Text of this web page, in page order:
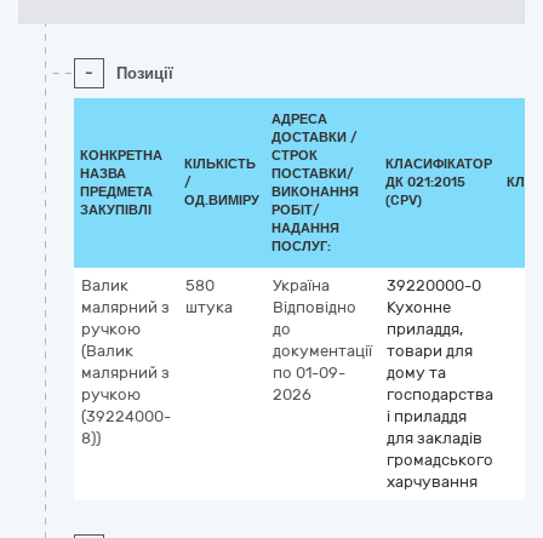
- Позиції
КОНКРЕТНА
НАЗВА
ПРЕДМЕТА
ЗАКУПІВЛІ
КІЛЬКІСТЬ
/
ОД.ВИМІРУ
АДРЕСА
ДОСТАВКИ /
СТРОК
ПОСТАВКИ/
ВИКОНАННЯ
РОБІТ/
НАДАННЯ
ПОСЛУГ:
КЛАСИФІКАТОР
ДК 021:2015
(CPV)
Валик
малярний з
ручкою
(Валик
малярний з
ручкою
(39224000-
8))
580
штука
Україна
Відповідно
до
документації
по 01-09-
2026
39220000-0
Кухонне
приладдя,
товари для
дому та
господарства
і приладдя
для закладів
громадського
харчування